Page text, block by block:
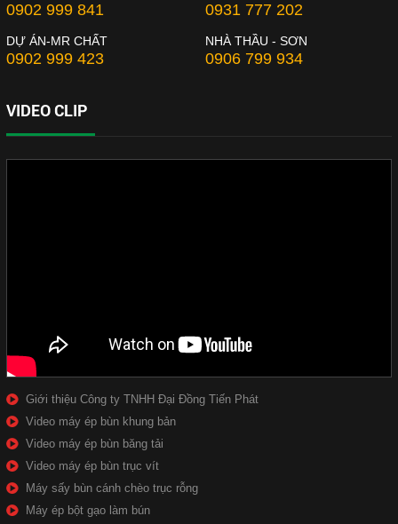
0902 999 841 0931 777 202
DỰ ÁN-MR CHẤT
0902 999 423
NHÀ THẦU - SƠN
0906 799 934
VIDEO CLIP
Giới thiệu Công ty TNHH Đại Đồng Tiến Phát
Video máy ép bùn khung bản
Video máy ép bùn băng tải
Video máy ép bùn trục vít
Máy sấy bùn cánh chèo trục rỗng
Máy ép bột gạo làm bún